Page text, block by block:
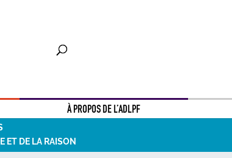
À PROPOS DE L’ADLPF
ET DE LA RAISON